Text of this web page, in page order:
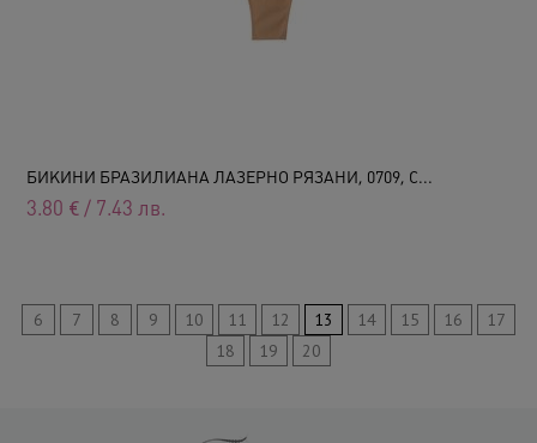
БИКИНИ БРАЗИЛИАНА ЛАЗЕРНО РЯЗАНИ, 0709, С...
3.80 € / 7.43 лв.
6 7 8 9 10 11 12 13 14 15 16
17
18
19 20